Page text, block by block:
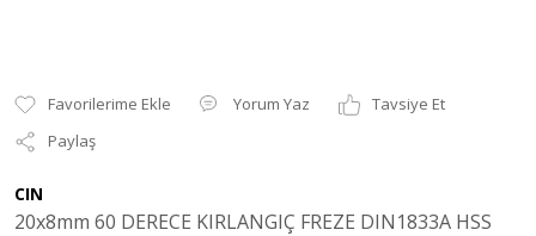
Yorum Yaz
Tavsiye Et
Paylaş
CIN
20x8mm 60 DERECE KIRLANGIÇ FREZE DIN1833A HSS